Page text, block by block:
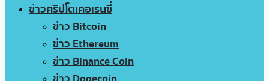
ข่าวคริปโตเคอเรนซี่
ข่าว Bitcoin
ข่าว Ethereum
ข่าว Binance Coin